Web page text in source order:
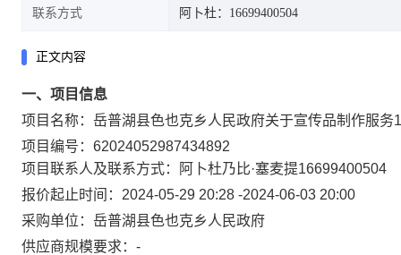
联系方式 阿卜杜：16699400504
正文内容
一、项目信息
项目名称： 岳普湖县色也克乡人民政府关于宣传品制作服务
项目编号： 62024052987434892
项目联系人及联系方式：
阿卜杜乃比·塞麦提16699400504
报价起止时间： 2024-05-29 20:28 -2024-06-03 20:00
采购单位： 岳普湖县色也克乡人民政府
供应商规模要求： -